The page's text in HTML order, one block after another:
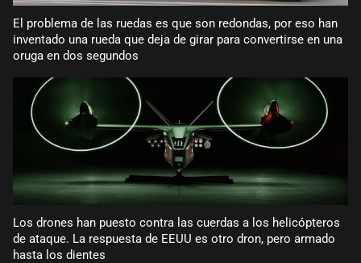
El problema de las ruedas es que son redondas, por eso han
inventado una rueda que deja de girar para convertirse en una
oruga en dos segundos
Los drones han puesto contra las cuerdas a los helicópteros
de ataque. La respuesta de EEUU es otro dron, pero armado
hasta los dientes